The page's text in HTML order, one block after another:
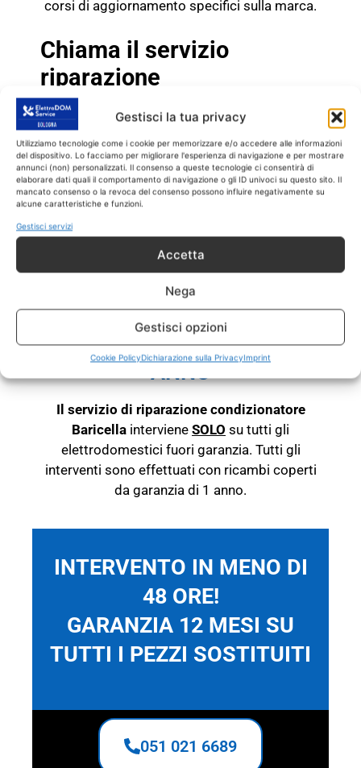
Gestisci la tua privacy
Utilizziamo tecnologie come i cookie per memorizzare e/o accedere alle informazioni
del dispositivo. Lo facciamo per migliorare l'esperienza di navigazione e per mostrare
annunci (non) personalizzati. Il consenso a queste tecnologie ci consentirà di
elaborare dati quali il comportamento di navigazione o gli ID univoci su questo sito. Il
mancato consenso o la revoca del consenso possono influire negativamente su
alcune caratteristiche e funzioni.
Gestisci servizi
Accetta
Nega
Gestisci opzioni
Cookie PolicyDichiarazione sulla PrivacyImprint
corsi di aggiornamento specifici sulla marca.
Chiama il servizio
riparazione
condizionatore Baricella
di fiducia
Se allora il tuo condizionatore di casa fuori
garanzia non funziona più o ha dei problemi,
chiamaci con fiducia. Il nostro servizio
riparazionecondizionatore Baricellaesegue
riparazioni e assistenza entro 24 o 48 ore
dalla chiamata di intervento.
RIPARAZIONE
CONDIZIONATORE Baricella
RICAMBI CON GARANZIA 1
ANNO
Il servizio di riparazione condizionatore
Baricella interviene SOLO su tutti gli
elettrodomestici fuori garanzia. Tutti gli
interventi sono effettuati con ricambi coperti
da garanzia di 1 anno.
INTERVENTO IN MENO DI
48 ORE!
GARANZIA 12 MESI SU
TUTTI I PEZZI SOSTITUITI
051 021 6689